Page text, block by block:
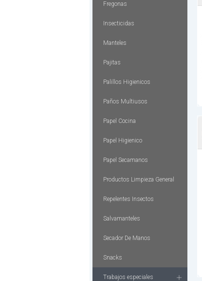
Fregonas
Insecticidas
Manteles
Pajitas
Palillos Higienicos
Paños Multiusos
Papel Cocina
Papel Higienico
Papel Secamanos
Productos Limpieza General
Repelentes Insectos
Salvamanteles
Secador De Manos
Snacks
Trabajos especiales